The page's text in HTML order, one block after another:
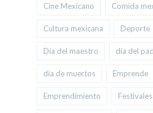
Cine Mexicano Comida
Cultura mexicana Deporte
Día del maestro día del
día de muertos Emprende
Emprendimiento Festivales